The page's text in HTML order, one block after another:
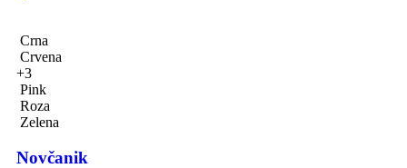
Crna
Crvena
+3
Pink
Roza
Zelena
Novčanik